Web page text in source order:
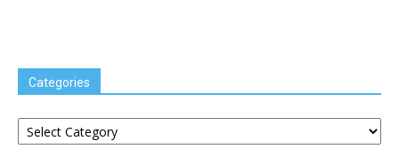
Categories
Categories